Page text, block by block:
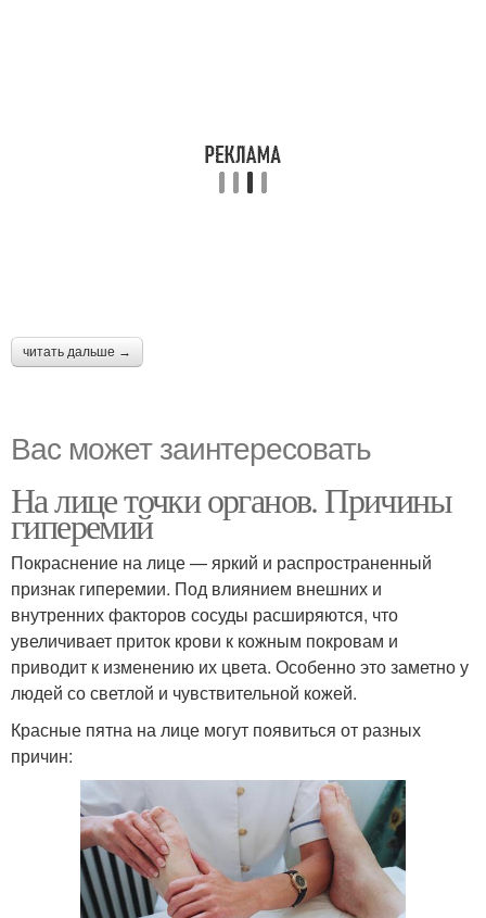
читать дальше →
Вас может заинтересовать
На лице точки органов. Причины
гиперемий
Покраснение на лице — яркий и распространенный
признак гиперемии. Под влиянием внешних и
внутренних факторов сосуды расширяются, что
увеличивает приток крови к кожным покровам и
приводит к изменению их цвета. Особенно это заметно у
людей со светлой и чувствительной кожей.
Красные пятна на лице могут появиться от разных
причин: